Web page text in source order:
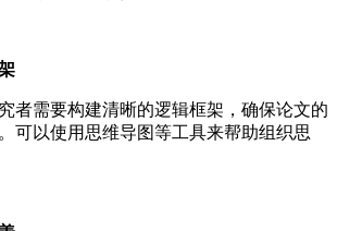
者需要构建清晰的逻辑框架，确保论文的
可以使用思维导图等工具来帮助组织思